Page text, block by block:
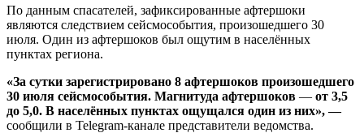
По данным спасателей, зафиксированные афтершоки
являются следствием сейсмособытия, произошедшего 30
июля. Один из афтершоков был ощутим в населённых
пунктах региона.
«За сутки зарегистрировано 8 афтершоков произошедшего
30 июля сейсмособытия. Магнитуда афтершоков — от 3,5
до 5,0. В населённых пунктах ощущался один из них», —
сообщили в Telegram-канале представители ведомства.